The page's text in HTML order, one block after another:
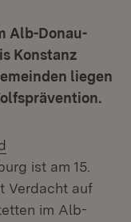
Alb-Donau-
Konstanz
liegen
neuem Fenster)
ist am 15.
Verdacht auf
im Alb-